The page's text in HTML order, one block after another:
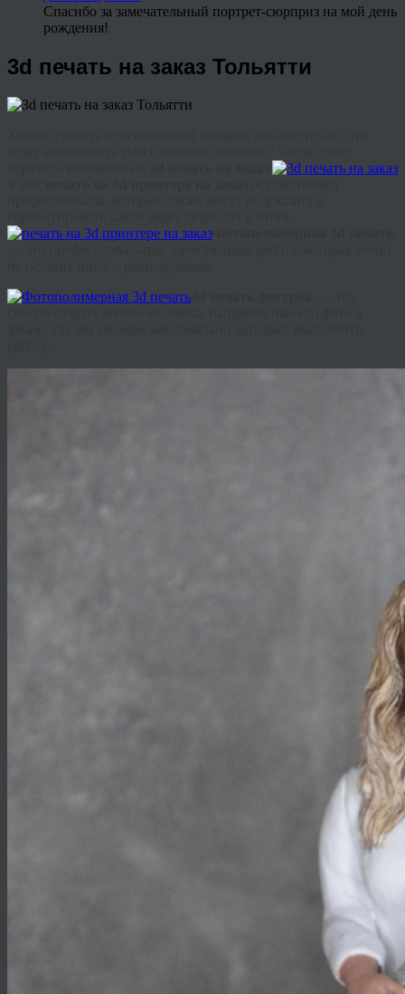
Спасибо за замечательный портрет-сюрприз на мой день
рождения!
3d печать на заказ Тольятти